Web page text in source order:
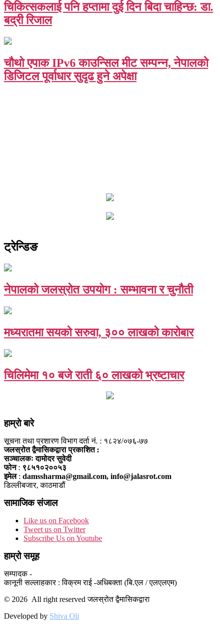
चिकित्सकलाई पनि हप्तामा दुई दिन बिदा चाहिन्छ: डा.
बद्री रिजाल
चौथो एपाक IPv6 काउन्सिल मीट सम्पन्न, नेपालको
डिजिटल पूर्वाधार सुदृढ हुने अपेक्षा
ट्रेन्डिङ
नेपालको जलस्रोत उपयोग : सम्भावना र चुनौती
मध्यरातमा सयको सरुवा, ३०० लाखको कारोबार
चिलिमेमा १० बजे राती ६० लाखको भ्रष्टाचार
हाम्राे बारे
सूचना तथा प्रशारण विभाग दर्ता नं. : १८२४/०७६-७७
जलस्रोत द्वैमासिकद्वारा प्रकाशित :
सञ्चालकः दामोदर सुवेदी
फोन : ९८५१०२००५३
इमेल: damssharma@gmail.com, info@jalasrot.com
डिल्लीबजार, काठमाडौं
सामाजिक संजाल
Like us on Facebook
Tweet us on Twitter
Subscribe Us on Youtube
हाम्रो समूह
सम्पादक -
कानूनी सल्लाहकार : विक्रम राई -अधिबक्ता (बि.एल / एलएलएम)
© 2026 All right reserved जलस्रोत द्वैमासिकद्वारा
Developed by Shiva Oli